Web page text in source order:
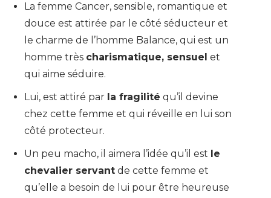
La femme Cancer, sensible, romantique et
douce est attirée par le côté séducteur et
le charme de l’homme Balance, qui est un
homme très charismatique, sensuel et
qui aime séduire.
Lui, est attiré par la fragilité qu’il devine
chez cette femme et qui réveille en lui son
côté protecteur.
Un peu macho, il aimera l’idée qu’il est le
chevalier servant de cette femme et
qu’elle a besoin de lui pour être heureuse